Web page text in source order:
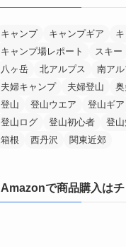
キャンプ キャンプギア
キャンプ場レポート
スキー
八ヶ岳
北アルプス
南ア
夫婦キャンプ
夫婦登山
登山
登山ウエア 登山ギア
登山ログ
登山初心者 登
箱根
西丹沢 関東近郊
Amazonで商品購入はチ